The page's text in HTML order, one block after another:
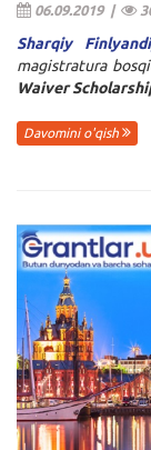
06.09.2019 |
Sharqiy
magistratura
Waiver
Davomini o'qish